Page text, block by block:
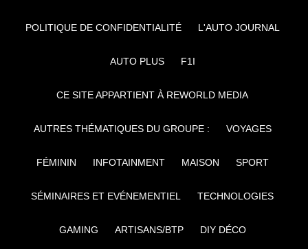
POLITIQUE DE CONFIDENTIALITÉ L'AUTO JOURNAL
AUTO PLUS F1I
CE SITE APPARTIENT À REWORLD MEDIA
AUTRES THÉMATIQUES DU GROUPE : VOYAGES
FÉMININ INFOTAINMENT MAISON SPORT
SÉMINAIRES ET EVÉNEMENTIEL TECHNOLOGIES
GAMING ARTISANS/BTP DIY DÉCO